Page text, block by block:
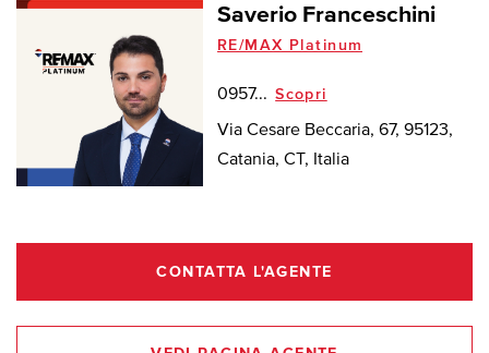
Saverio Franceschini
RE/MAX Platinum
0957... Scopri
Via Cesare Beccaria, 67, 95123,
Catania, CT, Italia
CONTATTA L'AGENTE